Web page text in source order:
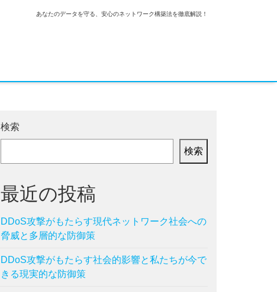
あなたのデータを守る、安心のネットワーク構築法を徹底解説！
検索
検索
最近の投稿
DDoS攻撃がもたらす現代ネットワーク社会への
脅威と多層的な防御策
DDoS攻撃がもたらす社会的影響と私たちが今で
きる現実的な防御策